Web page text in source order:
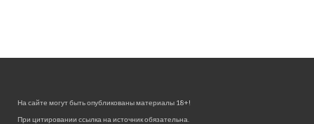
На сайте могут быть опубликованы материалы 18+!
При цитировании ссылка на источник обязательна.